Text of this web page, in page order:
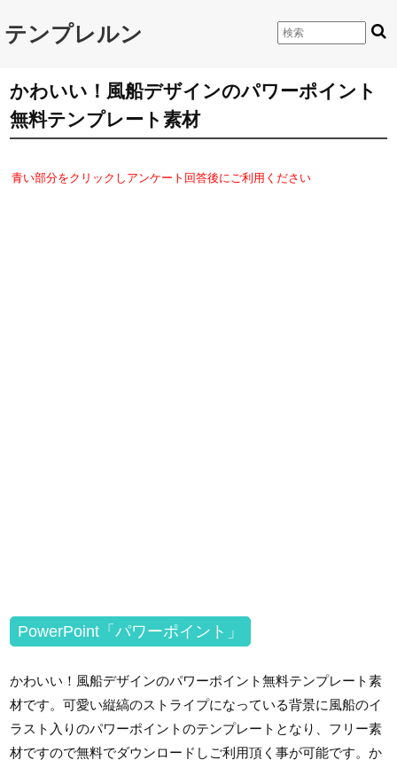
テンプレルン
かわいい！風船デザインのパワーポイント
無料テンプレート素材
青い部分をクリックしアンケート回答後にご利用ください
PowerPoint「パワーポイント」
かわいい！風船デザインのパワーポイント無料テンプレート素
材です。可愛い縦縞のストライプになっている背景に風船のイ
ラスト入りのパワーポイントのテンプレートとなり、フリー素
材ですので無料でダウンロードしご利用頂く事が可能です。か